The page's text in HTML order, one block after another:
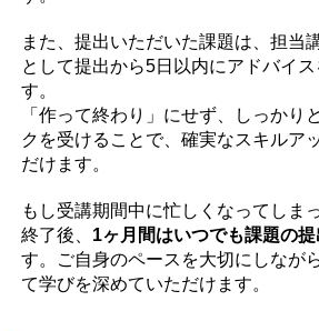
また、提出いただいた課題は、担当
として提出から5日以内にアドバイ
す。
「作って終わり」にせず、しっかり
クを受けることで、確実なスキルア
だけます。
もし受講期間中に忙しくなってしま
終了後、 1ヶ月間はいつでも課題の
す。ご自身のペースを大切にしなが
て学びを深めていただけます。